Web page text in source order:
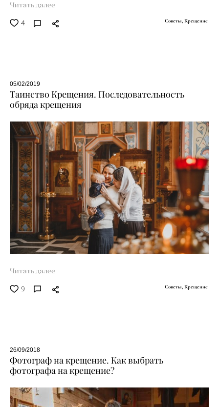
Читать далее
4 Советы, Крещение
05/02/2019
Таинство Крещения. Последовательность
обряда крещения
Читать далее
9 Советы, Крещение
26/09/2018
Фотограф на крещение. Как выбрать
фотографа на крещение?